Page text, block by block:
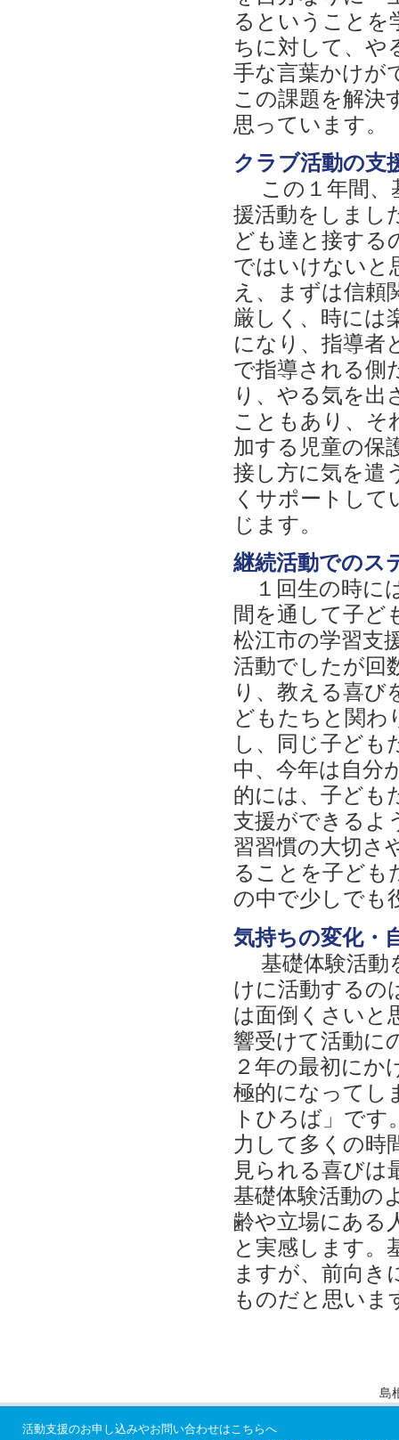
るということを
ちに対して、や
手な言葉かけが
この課題を解決
思っています。
クラブ活動の支
この１年間、
援活動をしまし
ども達と接する
ではいけないと
え、まずは信頼
厳しく、時には
になり、指導者
で指導される側
り、やる気を出
こともあり、そ
加する児童の保
接し方に気を遣
くサポートし
じます。
継続活動でのス
１回生の時に
間を通して子ど
松江市の学習支
活動でしたが回
り、教える喜び
どもたちと関わ
し、同じ子ども
中、今年は自分
的には、子ども
支援ができるよ
習習慣の大切さ
ることを子ども
の中で少しでも
気持ちの変化・
基礎体験活動
けに活動するの
は面倒くさいと
響受けて活動に
２年の最初にか
極的になってし
トひろば」です
力して多くの時
見られる喜びは
基礎体験活動の
齢や立場にある
と実感します。
ますが、前向き
ものだと思いま
島
活動支援のお申し込みやお問い合わせはこちらへ